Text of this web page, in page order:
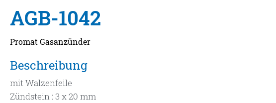
AGB-1042
Promat Gasanzünder
Beschreibung
mit Walzenfeile
Zündstein : 3 x 20 mm